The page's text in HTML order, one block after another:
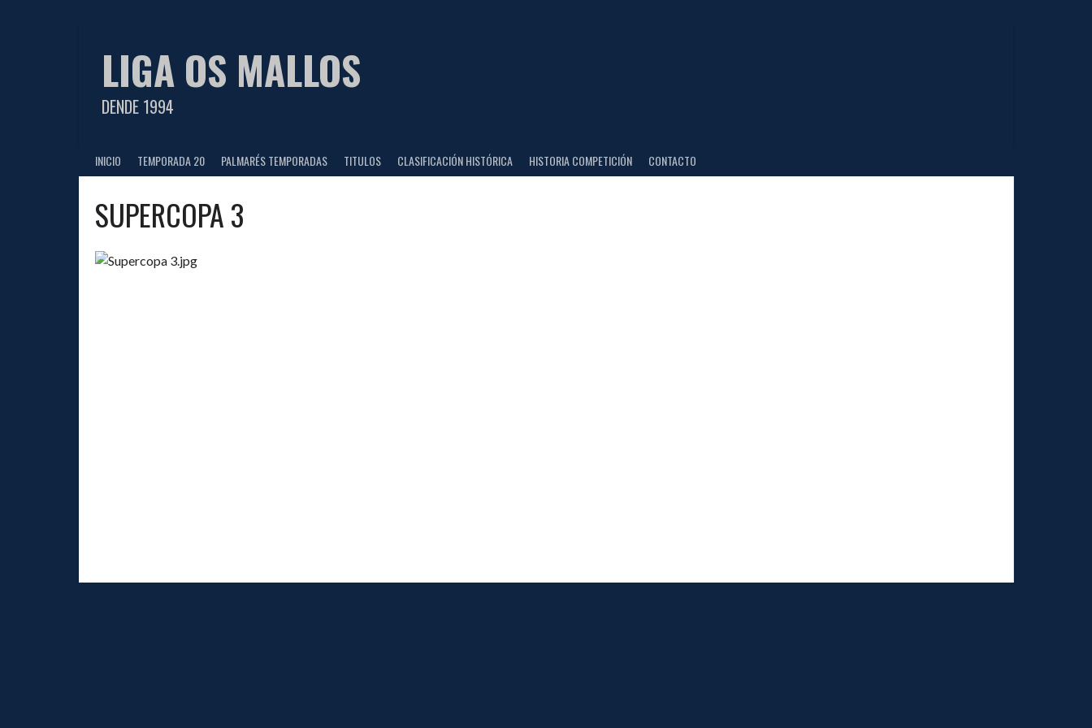
LIGA OS MALLOS
DENDE 1994
INICIO TEMPORADA 20 PALMARÉS TEMPORADAS TITULOS CLASIFICACIÓN HISTÓRICA HISTORIA COMPETICIÓN CONTACTO
SUPERCOPA 3